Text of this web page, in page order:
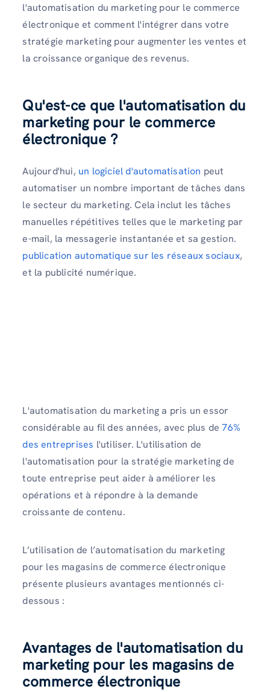
l'automatisation du marketing pour le commerce
électronique et comment l'intégrer dans votre
stratégie marketing pour augmenter les ventes et
la croissance organique des revenus.
Qu'est-ce que l'automatisation du
marketing pour le commerce
électronique ?
Aujourd'hui, un logiciel d'automatisation peut
automatiser un nombre important de tâches dans
le secteur du marketing. Cela inclut les tâches
manuelles répétitives telles que le marketing par
e-mail, la messagerie instantanée et sa gestion.
publication automatique sur les réseaux sociaux,
et la publicité numérique.
L'automatisation du marketing a pris un essor
considérable au fil des années, avec plus de76%
des entreprises l'utiliser. L'utilisation de
l'automatisation pour la stratégie marketing de
toute entreprise peut aider à améliorer les
opérations et à répondre à la demande
croissante de contenu.
L’utilisation de l’automatisation du marketing
pour les magasins de commerce électronique
présente plusieurs avantages mentionnés ci-
dessous :
Avantages de l'automatisation du
marketing pour les magasins de
commerce électronique